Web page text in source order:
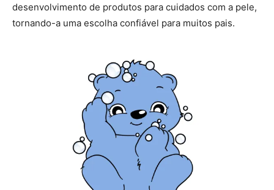
desenvolvimento de produtos para cuidados com a pele,
tornando-a uma escolha confiável para muitos pais.